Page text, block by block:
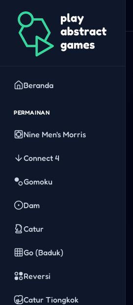
Beranda
PERMAINAN
Nine Men's Morris
Connect 4
Gomoku
Dam
Catur
Go (Baduk)
Reversi
Catur Tiongkok